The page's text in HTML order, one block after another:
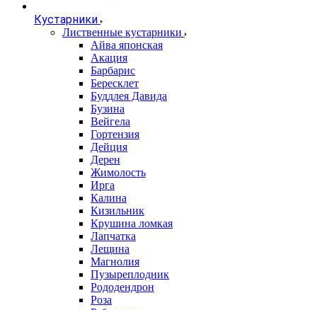
Кустарники
Лиственные кустарники
Айва японская
Акация
Барбарис
Бересклет
Буддлея Давида
Бузина
Вейгела
Гортензия
Дейция
Дерен
Жимолость
Ирга
Калина
Кизильник
Крушина ломкая
Лапчатка
Лещина
Магнолия
Пузыреплодник
Рододендрон
Роза